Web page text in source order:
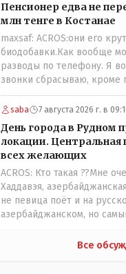
Мальдивы уехал, либо всё
прокатывает по
просто обстоятельства
сравнению с
решили пощупать
неизвестная в уравнении
и народа! Тут бы как раз
пригодился бы!
Пенсионер едва не
млн тенге в Костанае
maxsaf: ACROS:они его
биодобавки.Как вообще
разводы по телефону. Я
звонки сбрасываю,
контактов. Один раз мне
мошенники. Я приехал
мне звонил, притащил к
обоим сказал: ещё один
какая причина, и я счета
Остальные входящие
меня любой входящий -
обратное - Zero trust. Все
верифицируемые
поступаю,но увы
все равно меня
saba 7 августа 2026 г. в
День города в Рудном
локации.
всех желающих
ACROS: Кто такая ??Мне
Хаддавэя,
не певица поёт и на
азербайджанском, но
Все